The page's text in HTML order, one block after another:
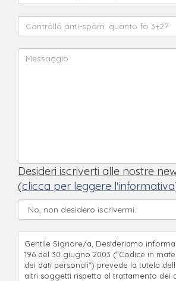
Desideri iscriverti alle nostre
(clicca per leggere l'informativa
Gentile Signore/a, Desideriamo
196 del 30 giugno 2003 ("Codice in
dei dati personali") prevede la tutela
altri soggetti rispetto al trattamento dei